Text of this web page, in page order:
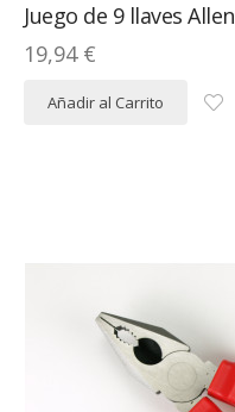
Juego de 9 llaves Allen
19,94 €
Añadir al Carrito